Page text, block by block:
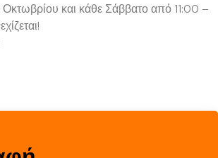
και κάθε Σάββατο από 11:00 –